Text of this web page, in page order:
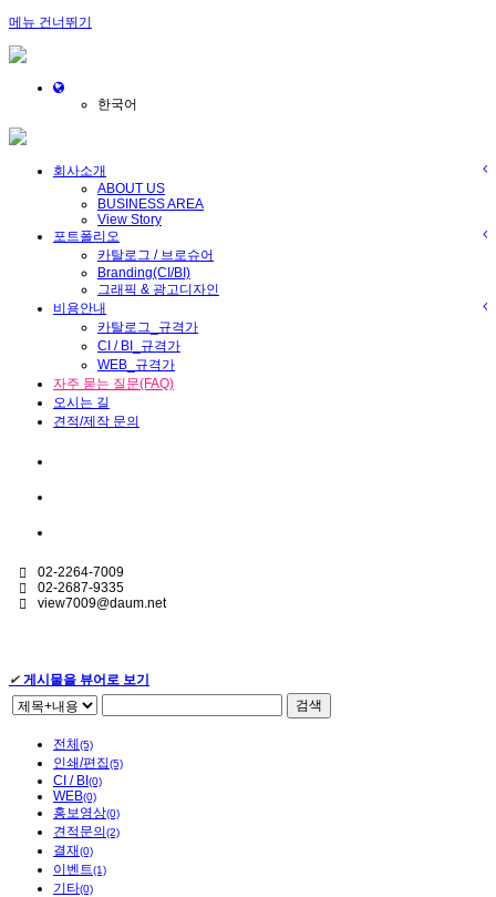
메뉴 건너뛰기
Toggle
navigation
한국어
회사소개
ABOUT US
BUSINESS AREA
View Story
포트폴리오
카탈로그 / 브로슈어
Branding(CI/BI)
그래픽 & 광고디자인
비용안내
카탈로그_규격가
CI / BI_규격가
WEB_규격가
자주 묻는 질문(FAQ)
오시는 길
견적/제작 문의
02-2264-7009
02-2687-9335
view7009@daum.net
✔ 게시물을 뷰어로 보기
검색
전체(5)
인쇄/편집(5)
CI / BI(0)
WEB(0)
홍보영상(0)
견적문의(2)
결재(0)
이벤트(1)
기타(0)